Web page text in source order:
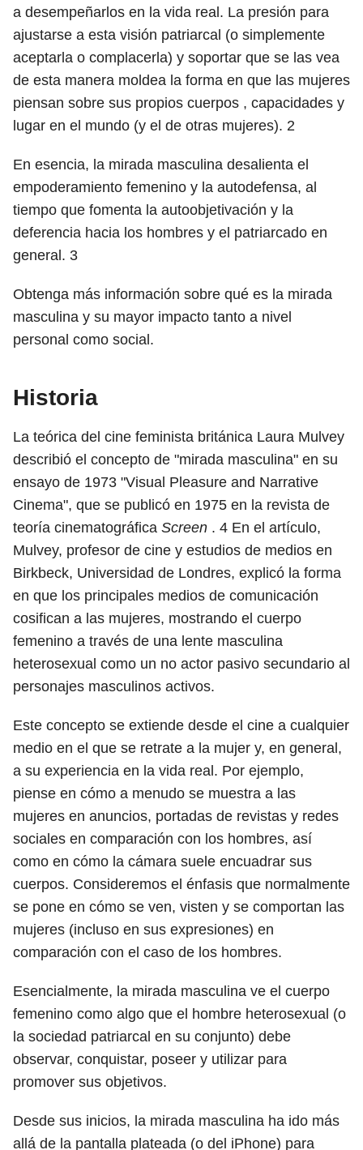
a desempeñarlos en la vida real. La presión para
ajustarse a esta visión patriarcal (o simplemente
aceptarla o complacerla) y soportar que se las vea
de esta manera moldea la forma en que las mujeres
piensan sobre sus propios cuerpos , capacidades y
lugar en el mundo (y el de otras mujeres). 2
En esencia, la mirada masculina desalienta el
empoderamiento femenino y la autodefensa, al
tiempo que fomenta la autoobjetivación y la
deferencia hacia los hombres y el patriarcado en
general. 3
Obtenga más información sobre qué es la mirada
masculina y su mayor impacto tanto a nivel
personal como social.
Historia
La teórica del cine feminista británica Laura Mulvey
describió el concepto de "mirada masculina" en su
ensayo de 1973 "Visual Pleasure and Narrative
Cinema", que se publicó en 1975 en la revista de
teoría cinematográfica Screen . 4 En el artículo,
Mulvey, profesor de cine y estudios de medios en
Birkbeck, Universidad de Londres, explicó la forma
en que los principales medios de comunicación
cosifican a las mujeres, mostrando el cuerpo
femenino a través de una lente masculina
heterosexual como un no actor pasivo secundario al
personajes masculinos activos.
Este concepto se extiende desde el cine a cualquier
medio en el que se retrate a la mujer y, en general,
a su experiencia en la vida real. Por ejemplo,
piense en cómo a menudo se muestra a las
mujeres en anuncios, portadas de revistas y redes
sociales en comparación con los hombres, así
como en cómo la cámara suele encuadrar sus
cuerpos. Consideremos el énfasis que normalmente
se pone en cómo se ven, visten y se comportan las
mujeres (incluso en sus expresiones) en
comparación con el caso de los hombres.
Esencialmente, la mirada masculina ve el cuerpo
femenino como algo que el hombre heterosexual (o
la sociedad patriarcal en su conjunto) debe
observar, conquistar, poseer y utilizar para
promover sus objetivos.
Desde sus inicios, la mirada masculina ha ido más
allá de la pantalla plateada (o del iPhone) para